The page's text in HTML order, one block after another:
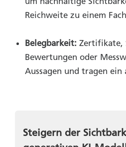
Reichweite zu einem
Belegbarkeit: Zertifikate,
Bewertungen oder
Aussagen und tragen ein
Steigern der